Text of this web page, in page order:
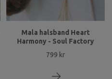
Mala halsband Heart
Harmony - Soul Factory
799 kr